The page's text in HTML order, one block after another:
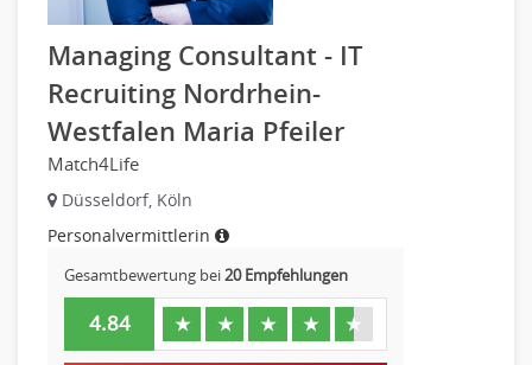
Managing Consultant - IT
Recruiting Nordrhein-
Westfalen Maria Pfeiler
Match4Life
Düsseldorf, Köln
Personalvermittlerin
Gesamtbewertung bei20 Empfehlungen
4.84 ★ ★ ★ ★ ★